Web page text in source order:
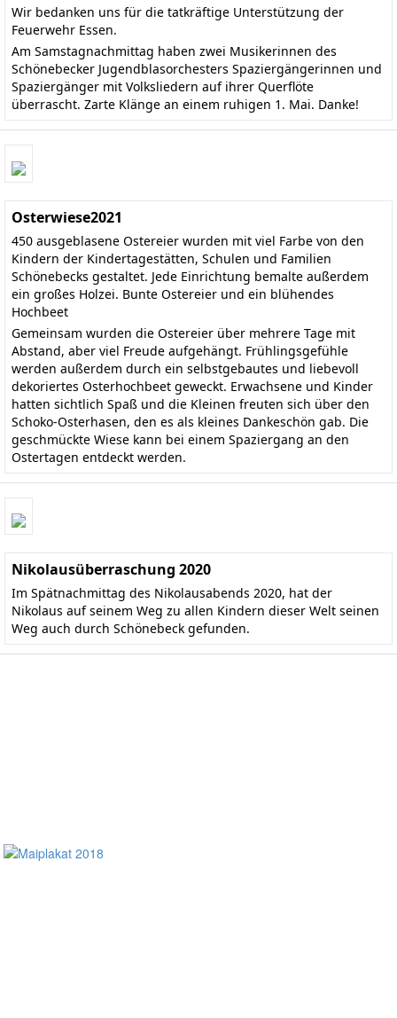
Wir bedanken uns für die tatkräftige Unterstützung der
Feuerwehr Essen.
Am Samstagnachmittag haben zwei Musikerinnen des
Schönebecker Jugendblasorchesters Spaziergängerinnen und
Spaziergänger mit Volksliedern auf ihrer Querflöte
überrascht. Zarte Klänge an einem ruhigen 1. Mai. Danke!
Osterwiese2021
450 ausgeblasene Ostereier wurden mit viel Farbe von den
Kindern der Kindertagestätten, Schulen und Familien
Schönebecks gestaltet. Jede Einrichtung bemalte außerdem
ein großes Holzei. Bunte Ostereier und ein blühendes
Hochbeet
Gemeinsam wurden die Ostereier über mehrere Tage mit
Abstand, aber viel Freude aufgehängt. Frühlingsgefühle
werden außerdem durch ein selbstgebautes und liebevoll
dekoriertes Osterhochbeet geweckt. Erwachsene und Kinder
hatten sichtlich Spaß und die Kleinen freuten sich über den
Schoko-Osterhasen, den es als kleines Dankeschön gab. Die
geschmückte Wiese kann bei einem Spaziergang an den
Ostertagen entdeckt werden.
Nikolausüberraschung 2020
Im Spätnachmittag des Nikolausabends 2020, hat der
Nikolaus auf seinem Weg zu allen Kindern dieser Welt seinen
Weg auch durch Schönebeck gefunden.